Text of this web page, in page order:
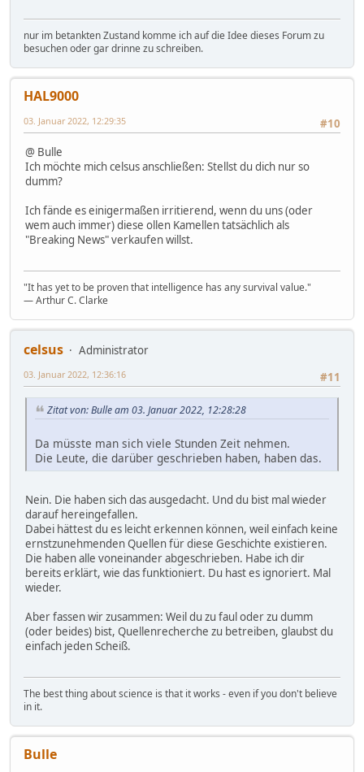
nur im betankten Zustand komme ich auf die Idee dieses Forum zu
besuchen oder gar drinne zu schreiben.
HAL9000
#10
03. Januar 2022, 12:29:35
@ Bulle
Ich möchte mich celsus anschließen: Stellst du dich nur so
dumm?
Ich fände es einigermaßen irritierend, wenn du uns (oder
wem auch immer) diese ollen Kamellen tatsächlich als
"Breaking News" verkaufen willst.
"It has yet to be proven that intelligence has any survival value."
― Arthur C. Clarke
celsus
Administrator
#11
03. Januar 2022, 12:36:16
Zitat von: Bulle am 03. Januar 2022, 12:28:28
Da müsste man sich viele Stunden Zeit nehmen.
Die Leute, die darüber geschrieben haben, haben das.
Nein. Die haben sich das ausgedacht. Und du bist mal wieder
darauf hereingefallen.
Dabei hättest du es leicht erkennen können, weil einfach keine
ernstzunehmenden Quellen für diese Geschichte existieren.
Die haben alle voneinander abgeschrieben. Habe ich dir
bereits erklärt, wie das funktioniert. Du hast es ignoriert. Mal
wieder.
Aber fassen wir zusammen: Weil du zu faul oder zu dumm
(oder beides) bist, Quellenrecherche zu betreiben, glaubst du
einfach jeden Scheiß.
The best thing about science is that it works - even if you don't believe
in it.
Bulle